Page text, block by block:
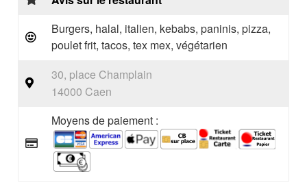
Burgers, halal, italien, kebabs, paninis, pizza,
poulet frit, tacos, tex mex, végétarien
30, place Champlain
14000 Caen
Moyens de paiement :